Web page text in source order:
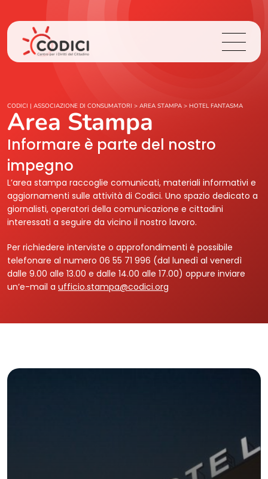
Chi Siamo
Cosa Facciamo
Area Stampa
Contatti
Login
CODICI | ASSOCIAZIONE DI CONSUMATORI > AREA STAMPA > HOTEL FANTASMA
Area Stampa
Informare è parte del nostro
impegno
L’area stampa raccoglie comunicati, materiali informativi e
aggiornamenti sulle attività di Codici. Uno spazio dedicato a
giornalisti, operatori della comunicazione e cittadini
interessati a seguire da vicino il nostro lavoro.
Per richiedere interviste o approfondimenti è possibile
telefonare al numero 06 55 71 996 (dal lunedì al venerdì
dalle 9.00 alle 13.00 e dalle 14.00 alle 17.00) oppure inviare
un’e-mail a ufficio.stampa@codici.org